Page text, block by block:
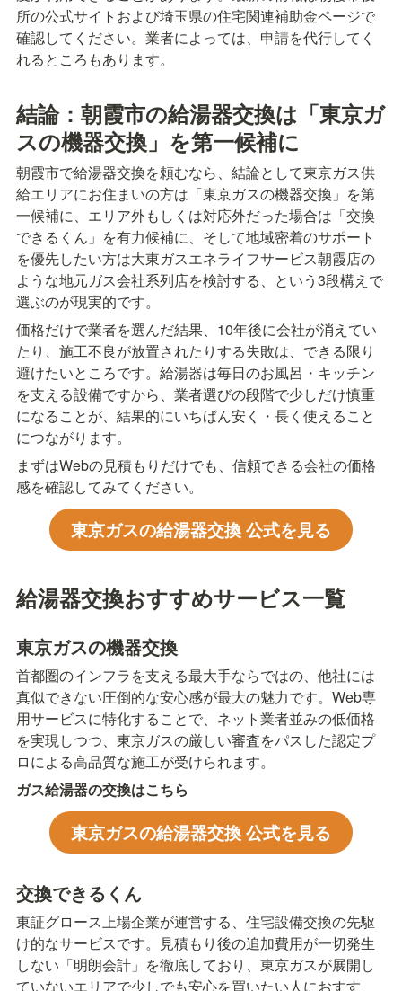
所の公式サイトおよび埼玉県の住宅関連補助金ページで
確認してください。業者によっては、申請を代行してく
れるところもあります。
結論：朝霞市の給湯器交換は「東京ガ
スの機器交換」を第一候補に
朝霞市で給湯器交換を頼むなら、結論として東京ガス供
給エリアにお住まいの方は「東京ガスの機器交換」を第
一候補に、エリア外もしくは対応外だった場合は「交換
できるくん」を有力候補に、そして地域密着のサポート
を優先したい方は大東ガスエネライフサービス朝霞店の
ような地元ガス会社系列店を検討する、という3段構えで
選ぶのが現実的です。
価格だけで業者を選んだ結果、10年後に会社が消えてい
たり、施工不良が放置されたりする失敗は、できる限り
避けたいところです。給湯器は毎日のお風呂・キッチン
を支える設備ですから、業者選びの段階で少しだけ慎重
になることが、結果的にいちばん安く・長く使えること
につながります。
まずはWebの見積もりだけでも、信頼できる会社の価格
感を確認してみてください。
東京ガスの給湯器交換 公式を見る
給湯器交換おすすめサービス一覧
東京ガスの機器交換
首都圏のインフラを支える最大手ならではの、他社には
真似できない圧倒的な安心感が最大の魅力です。Web専
用サービスに特化することで、ネット業者並みの低価格
を実現しつつ、東京ガスの厳しい審査をパスした認定プ
ロによる高品質な施工が受けられます。
ガス給湯器の交換はこちら
東京ガスの給湯器交換 公式を見る
交換できるくん
東証グロース上場企業が運営する、住宅設備交換の先駆
け的なサービスです。見積もり後の追加費用が一切発生
しない「明朗会計」を徹底しており、東京ガスが展開し
ていないエリアで少しでも安心を買いたい人におすす